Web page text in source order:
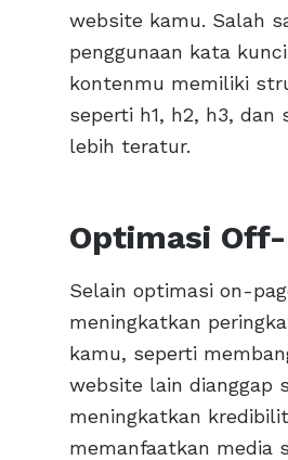
website kamu. Salah
penggunaan kata
kontenmu memiliki
seperti h1, h2, h3,
lebih teratur.
Optimasi
Selain optimasi on-
meningkatkan
kamu, seperti
website lain dianggap
meningkatkan
memanfaatkan media